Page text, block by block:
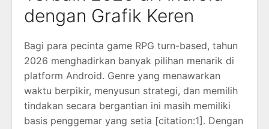
dengan Grafik Keren
Bagi para pecinta game RPG turn-based, tahun
2026 menghadirkan banyak pilihan menarik di
platform Android. Genre yang menawarkan
waktu berpikir, menyusun strategi, dan memilih
tindakan secara bergantian ini masih memiliki
basis penggemar yang setia [citation:1]. Dengan